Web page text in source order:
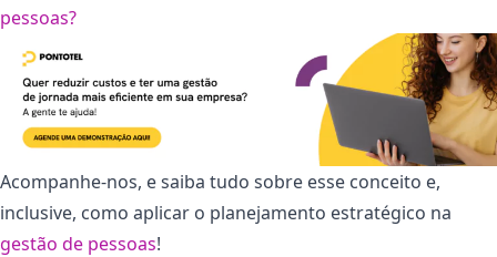
pessoas?
Acompanhe-nos, e saiba tudo sobre esse conceito e,
inclusive, como aplicar o planejamento estratégico na
gestão de pessoas!